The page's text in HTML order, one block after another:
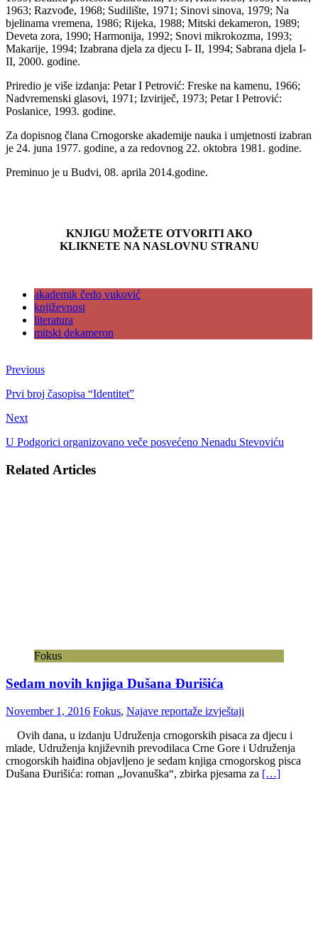
1963; Razvođe, 1968; Sudilište, 1971; Sinovi sinova, 1979; Na
bjelinama vremena, 1986; Rijeka, 1988; Mitski dekameron, 1989;
Deveta zora, 1990; Harmonija, 1992; Snovi mikrokozma, 1993;
Makarije, 1994; Izabrana djela za djecu I- II, 1994; Sabrana djela I-
II, 2000. godine.
Priredio je više izdanja: Petar I Petrović: Freske na kamenu, 1966;
Nadvremenski glasovi, 1971; Izviriječ, 1973; Petar I Petrović:
Poslanice, 1993. godine.
Za dopisnog člana Crnogorske akademije nauka i umjetnosti izabran
je 24. juna 1977. godine, a za redovnog 22. oktobra 1981. godine.
Preminuo je u Budvi, 08. aprila 2014.godine.
KNJIGU MOŽETE OTVORITI AKO
KLIKNETE NA NASLOVNU STRANU
akademik čedo vuković
književnost
literatura
mitski dekameron
Previous
Prvi broj časopisa “Identitet”
Next
U Podgorici organizovano veče posvećeno Nenadu Stevoviću
Related Articles
Fokus
Sedam novih knjiga Dušana Đurišića
November 1, 2016 Fokus, Najave reportaže izvještaji
Ovih dana, u izdanju Udruženja crnogorskih pisaca za djecu i
mlade, Udruženja književnih prevodilaca Crne Gore i Udruženja
crnogorskih haiđina objavljeno je sedam knjiga crnogorskog pisca
Dušana Đurišića: roman „Jovanuška“, zbirka pjesama za […]